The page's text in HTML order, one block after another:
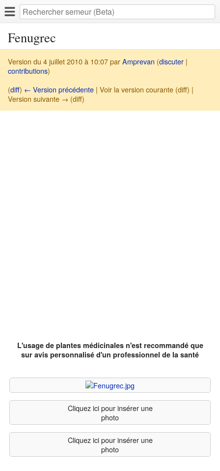
Fenugrec
Version du 4 juillet 2010 à 10:07 parAmprevan (discuter |
contributions)
(diff) ← Version précédente | Voir la version courante (diff) |
Version suivante → (diff)
L'usage de plantes médicinales n'est recommandé que
sur avis personnalisé d'un professionnel de la santé
Cliquez ici pour insérer une
photo
Cliquez ici pour insérer une
photo